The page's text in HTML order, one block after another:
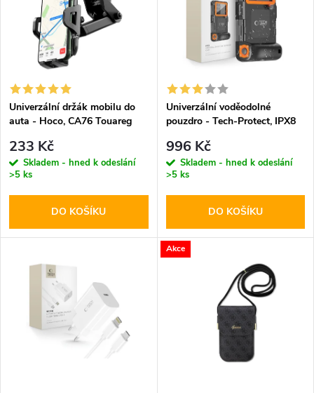
í
p
r
o
d
s
p
r
o
d
Univerzální držák mobilu do
auta - Hoco, CA76 Touareg
233 Kč
Skladem - hned k odeslání
>5 ks
DO KOŠÍKU
Univerzální voděodolné
pouzdro - Tech-Protect, IPX8
Orange
996 Kč
Skladem - hned k odeslání
>5 ks
DO KOŠÍKU
Akce